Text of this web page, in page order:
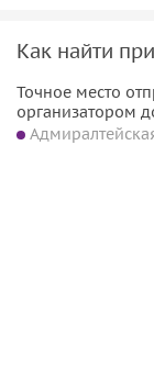
Как найти
Точное место
организатором